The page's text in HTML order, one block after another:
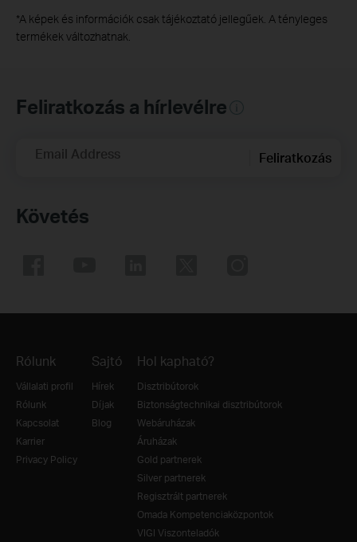
*A képek és információk csak tájékoztató jellegűek. A tényleges
termékek változhatnak.
Feliratkozás a hírlevélre
Email Address Feliratkozás
Követés
Rólunk
Vállalati profil
Rólunk
Kapcsolat
Karrier
Privacy Policy
Sajtó
Hírek
Díjak
Blog
Hol kapható?
Disztribútorok
Biztonságtechnikai disztribútorok
Webáruházak
Áruházak
Gold partnerek
Silver partnerek
Regisztrált partnerek
Omada Kompetenciaközpontok
VIGI Viszonteladók